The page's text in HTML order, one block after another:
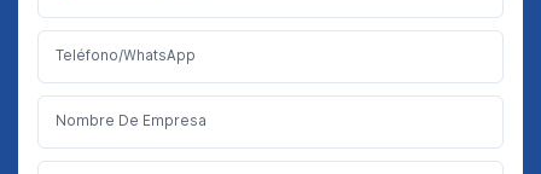
Teléfono/WhatsApp
Nombre De Empresa